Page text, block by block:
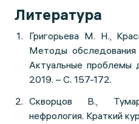
Литература
Григорьева М. Н.,
Методы
Актуальные проблемы
2019. – С. 157-172.
Скворцов В.,
нефрология. Краткий